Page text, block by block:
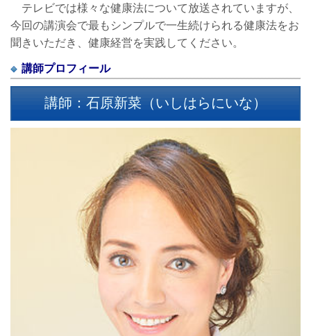
テレビでは様々な健康法について放送されていますが、
今回の講演会で最もシンプルで一生続けられる健康法をお
聞きいただき、健康経営を実践してください。
講師プロフィール
講師： 石原新菜 （いしはらにいな）